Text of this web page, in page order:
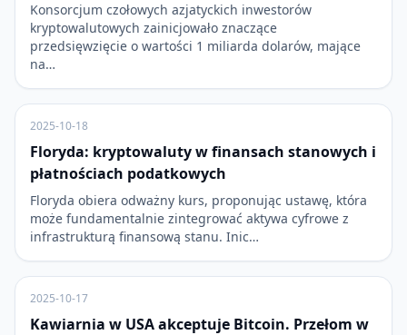
Konsorcjum czołowych azjatyckich inwestorów
kryptowalutowych zainicjowało znaczące
przedsięwzięcie o wartości 1 miliarda dolarów, mające
na…
2025-10-18
Floryda: kryptowaluty w finansach stanowych i
płatnościach podatkowych
Floryda obiera odważny kurs, proponując ustawę, która
może fundamentalnie zintegrować aktywa cyfrowe z
infrastrukturą finansową stanu. Inic…
2025-10-17
Kawiarnia w USA akceptuje Bitcoin. Przełom w